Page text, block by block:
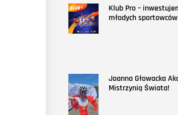
Klub Pro –
młodych sportowców
Joanna Głowacka
Mistrzynią Świata!